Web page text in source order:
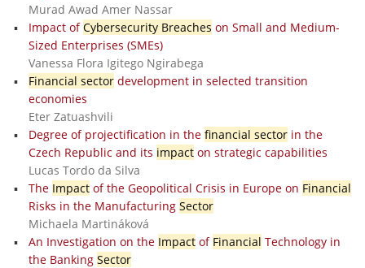
Murad Awad Amer Nassar
Impact ofCybersecurity Breaches on Small and Medium-
Sized Enterprises (SMEs)
Vanessa Flora Igitego Ngirabega
Financial sectordevelopment in selected transition
economies
Eter Zatuashvili
Degree of projectification in the financial sectorin the
Czech Republic and its impacton strategic capabilities
Lucas Tordo da Silva
The Impactof the Geopolitical Crisis in Europe on Financial
Risks in the Manufacturing Sector
Michaela Martináková
An Investigation on the Impactof Financial Technology in
the Banking Sector